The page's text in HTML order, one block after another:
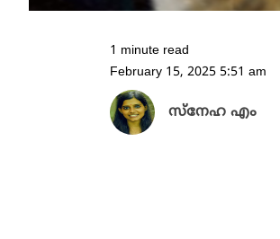
1 minute read
February 15, 2025 5:51 am
സ്നേഹ എം